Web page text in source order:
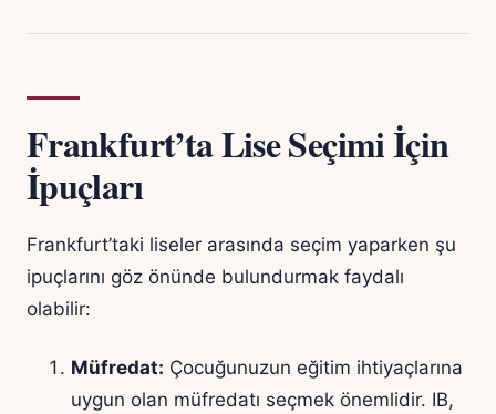
Frankfurt’ta Lise Seçimi İçin
İpuçları
Frankfurt’taki liseler arasında seçim yaparken şu
ipuçlarını göz önünde bulundurmak faydalı
olabilir:
Müfredat: Çocuğunuzun eğitim ihtiyaçlarına
uygun olan müfredatı seçmek önemlidir. IB,